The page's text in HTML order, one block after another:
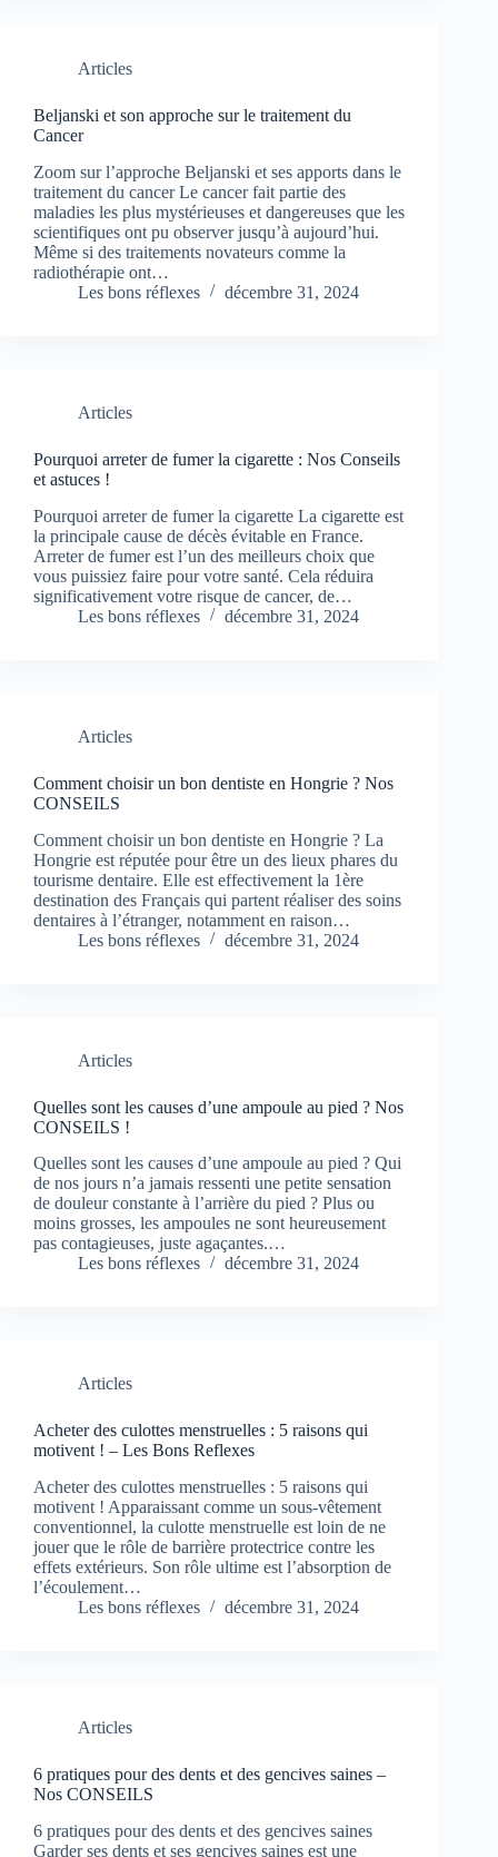
Articles
Beljanski et son approche sur le traitement du
Cancer
Zoom sur l’approche Beljanski et ses apports dans le
traitement du cancer Le cancer fait partie des
maladies les plus mystérieuses et dangereuses que les
scientifiques ont pu observer jusqu’à aujourd’hui.
Même si des traitements novateurs comme la
radiothérapie ont…
Les bons réflexes
décembre 31, 2024
Articles
Pourquoi arreter de fumer la cigarette : Nos Conseils
et astuces !
Pourquoi arreter de fumer la cigarette La cigarette est
la principale cause de décès évitable en France.
Arreter de fumer est l’un des meilleurs choix que
vous puissiez faire pour votre santé. Cela réduira
significativement votre risque de cancer, de…
Les bons réflexes
décembre 31, 2024
Articles
Comment choisir un bon dentiste en Hongrie ? Nos
CONSEILS
Comment choisir un bon dentiste en Hongrie ? La
Hongrie est réputée pour être un des lieux phares du
tourisme dentaire. Elle est effectivement la 1ère
destination des Français qui partent réaliser des soins
dentaires à l’étranger, notamment en raison…
Les bons réflexes
décembre 31, 2024
Articles
Quelles sont les causes d’une ampoule au pied ? Nos
CONSEILS !
Quelles sont les causes d’une ampoule au pied ? Qui
de nos jours n’a jamais ressenti une petite sensation
de douleur constante à l’arrière du pied ? Plus ou
moins grosses, les ampoules ne sont heureusement
pas contagieuses, juste agaçantes.…
Les bons réflexes
décembre 31, 2024
Articles
Acheter des culottes menstruelles : 5 raisons qui
motivent ! – Les Bons Reflexes
Acheter des culottes menstruelles : 5 raisons qui
motivent ! Apparaissant comme un sous-vêtement
conventionnel, la culotte menstruelle est loin de ne
jouer que le rôle de barrière protectrice contre les
effets extérieurs. Son rôle ultime est l’absorption de
l’écoulement…
Les bons réflexes
décembre 31, 2024
Articles
6 pratiques pour des dents et des gencives saines –
Nos CONSEILS
6 pratiques pour des dents et des gencives saines
Garder ses dents et ses gencives saines est une